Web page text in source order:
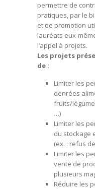
permettre de
pratiques, par le
et de promotion
lauréats eux-
l’appel à projets.
Les projets
de :
Limiter les
denrées
fruits/
…)
Limiter les
du stockage
(ex. : refus
Limiter les
vente de
plusieurs
Réduire les